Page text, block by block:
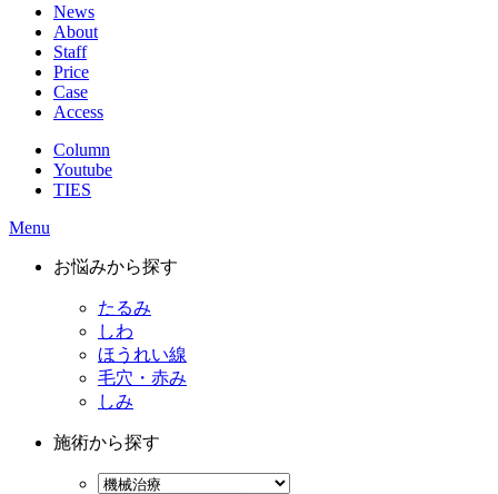
News
About
Staff
Price
Case
Access
Column
Youtube
TIES
Menu
お悩みから探す
たるみ
しわ
ほうれい線
毛穴・赤み
しみ
施術から探す